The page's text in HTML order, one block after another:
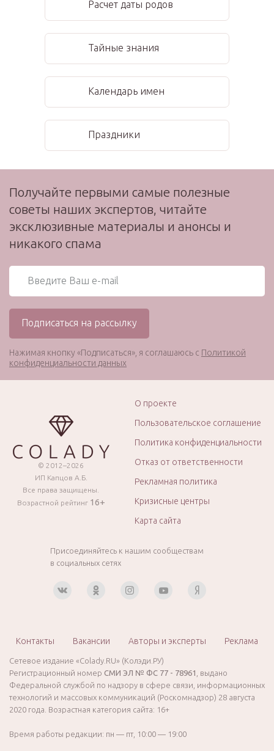
Расчет даты родов
Тайные знания
Календарь имен
Праздники
Получайте первыми самые полезные
советы наших экспертов, читайте
эксклюзивные материалы и анонсы и
никакого спама
Нажимая кнопку «Подписаться», я соглашаюсь с Политикой
конфиденциальности данных
© 2012–2026
ИП Капцов А.Б.
Все права защищены.
Возрастной рейтинг 16+
О проекте
Пользовательское соглашение
Политика конфиденциальности
Отказ от ответственности
Рекламная политика
Кризисные центры
Карта сайта
Присоединяйтесь к нашим сообществам
в социальных сетях
Контакты Вакансии Авторы и эксперты Реклама
Сетевое издание «Colady.RU» (Колэди.РУ)
Регистрационный номер СМИ ЭЛ № ФС 77 - 78961
, выдано
Федеральной службой по надзору в сфере связи, информационных
технологий и массовых коммуникаций (Роскомнадзор) 28 августа
2020 года. Возрастная категория сайта: 16+
Время работы редакции: пн — пт, 10:00 — 19:00